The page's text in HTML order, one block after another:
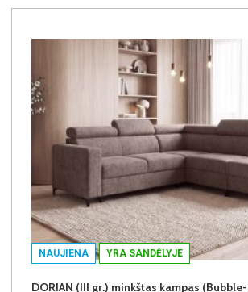
NAUJIENA YRA SANDĖLYJE
DORIAN (III gr.) minkštas kampas